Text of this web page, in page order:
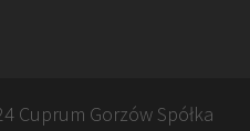
Cuprum Gorzów Spółka